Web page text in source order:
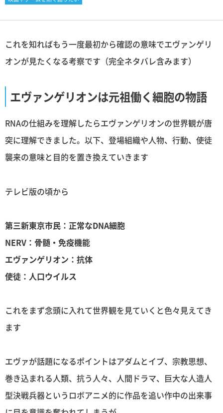
これを知ればもう一度最初から確認の意味でエヴァンゲリ
オンが見たくなる考察です（完全ネタバレ含みます）
エヴァンゲリオンは元祖働く細胞の物語
RNAの仕組みを理解したらエヴァンゲリオンの世界観が唐
突に理解できました。以下、登場組織や人物、行動、使徒
襲来の意味と目的を置き換えていきます
テレビ版の頃から
第三新東京市民：正常なDNA細胞
NERV：骨髄・免疫機能
エヴァンゲリオン：抗体
使徒：人口ウイルス
これをまず念頭に入れて世界観を見ていくと色々見えてき
ます
エヴァが話題になるポイントはアダムとイブ、宗教思想、
巻き込まれる人類、抗う人々、人間ドラマ、巨大な人造人
型決戦兵器というロボアニメ的に作品を追い作中の出来事